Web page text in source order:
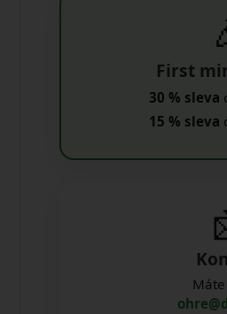
First
30 % sleva
15 % sleva